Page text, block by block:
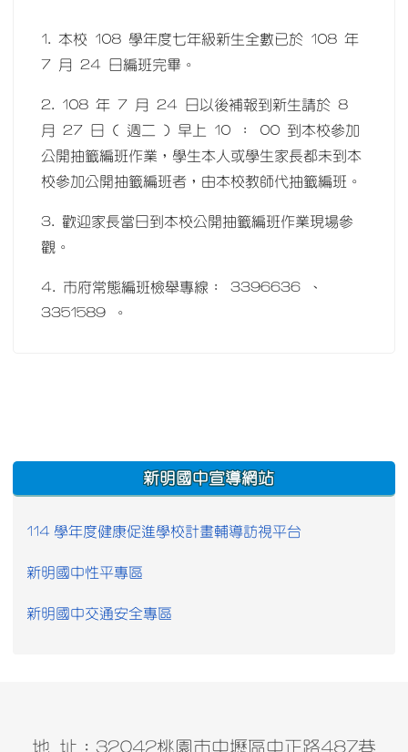
1. 本校 108 學年度七年級新生全數已於 108 年
7 月 24 日編班完畢。
2. 108 年 7 月 24 日以後補報到新生請於 8
月 27 日 ( 週二 ) 早上 10 ： 00 到本校參加
公開抽籤編班作業，學生本人或學生家長都未到本
校參加公開抽籤編班者，由本校教師代抽籤編班。
3. 歡迎家長當日到本校公開抽籤編班作業現場參
觀。
4. 市府常態編班檢舉專線： 3396636 、
3351589 。
:::
新明國中宣導網站
114 學年度健康促進學校計畫輔導訪視平台
新明國中性平專區
新明國中交通安全專區
地 址：32042桃園市中壢區中正路487巷